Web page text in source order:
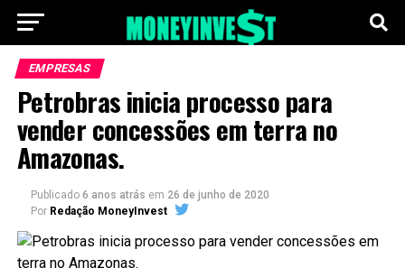
EMPRESAS
Petrobras inicia processo para
vender concessões em terra no
Amazonas.
Publicado 6 anos atrás em 26 de junho de 2020
Por Redação MoneyInvest